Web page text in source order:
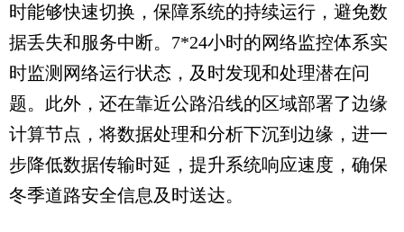
时能够快速切换，保障系统的持续运行，避免数
据丢失和服务中断。7*24小时的网络监控体系实
时监测网络运行状态，及时发现和处理潜在问
题。此外，还在靠近公路沿线的区域部署了边缘
计算节点，将数据处理和分析下沉到边缘，进一
步降低数据传输时延，提升系统响应速度，确保
冬季道路安全信息及时送达。